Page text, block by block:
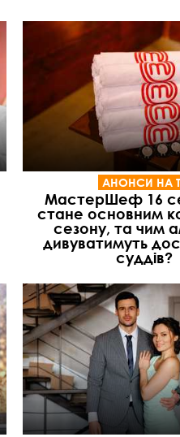
АНОНСИ НА
МастерШеф 16
стане основним
сезону, та чим
дивуватимуть
суддів?